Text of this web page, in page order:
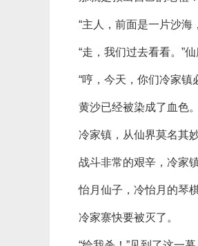
“主人，前面是一片沙海
“走，我们过去看看。”
“哼，今天，你们冷家镇
黄沙已经被染成了血色。
冷家镇，从仙界莫名其
战斗非常的艰辛，冷家
怡月仙子，冷怡月的琴
冷家寨快要被灭了。